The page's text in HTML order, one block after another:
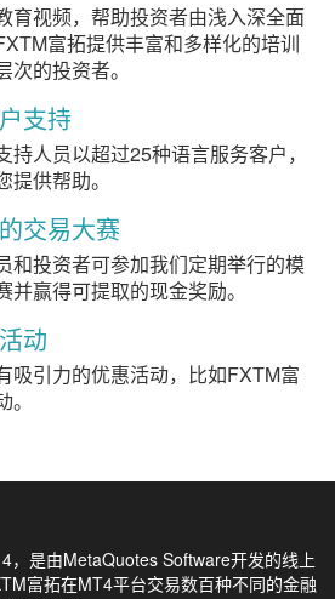
育视频，帮助投资者由浅入深全面
富拓提供丰富和多样化的培训
的投资者。
支持
持人员以超过25种语言服务客户，
供帮助。
交易大赛
和投资者可参加我们定期举行的模
并赢得可提取的现金奖励。
动
吸引力的优惠活动，比如FXTM富
，是由MetaQuotes Software开发的线上
富拓在MT4平台交易数百种不同的金融